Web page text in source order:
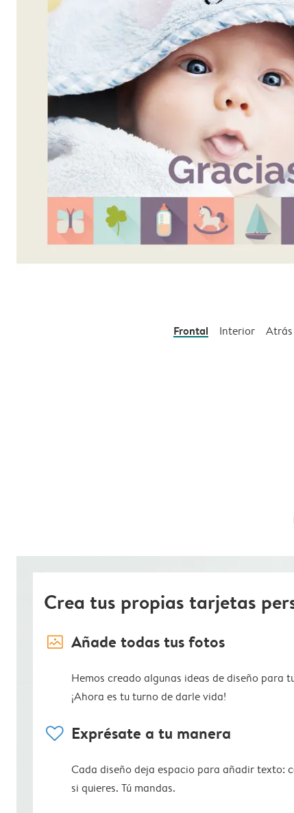
Frontal Interior Atrás
Crea tus propias tarjetas
image_placeholder Añade todas tus fotos
Hemos creado algunas ideas de diseño para
¡Ahora es tu turno de darle vida!
heart Exprésate a tu manera
Cada diseño deja espacio para añadir texto:
si quieres. Tú mandas.